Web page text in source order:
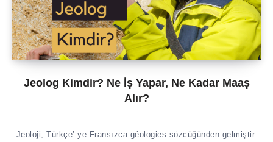
Jeolog Kimdir? Ne İş Yapar, Ne Kadar Maaş
Alır?
Jeoloji, Türkçe’ ye Fransızca géologies sözcüğünden gelmiştir.